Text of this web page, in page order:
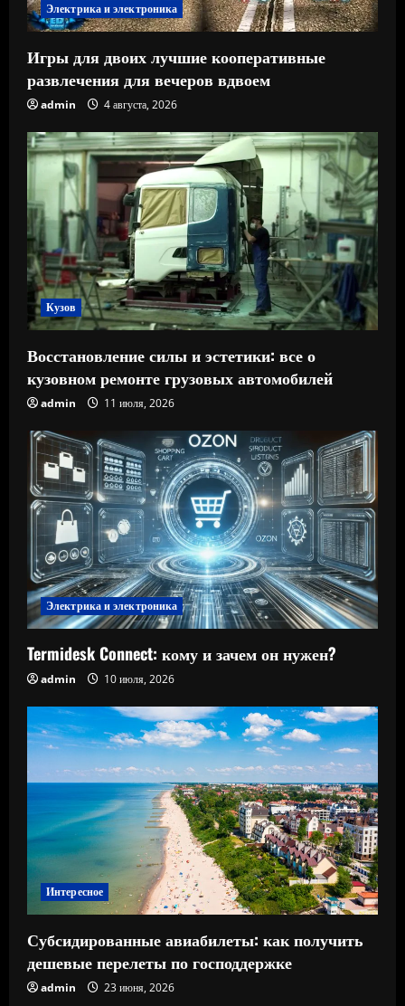
Электрика и электроника
Игры для двоих лучшие кооперативные
развлечения для вечеров вдвоем
admin 4 августа, 2026
Кузов
Восстановление силы и эстетики: все о
кузовном ремонте грузовых автомобилей
admin 11 июля, 2026
Электрика и электроника
Termidesk Connect: кому и зачем он нужен?
admin 10 июля, 2026
Интересное
Субсидированные авиабилеты: как получить
дешевые перелеты по господдержке
admin 23 июня, 2026